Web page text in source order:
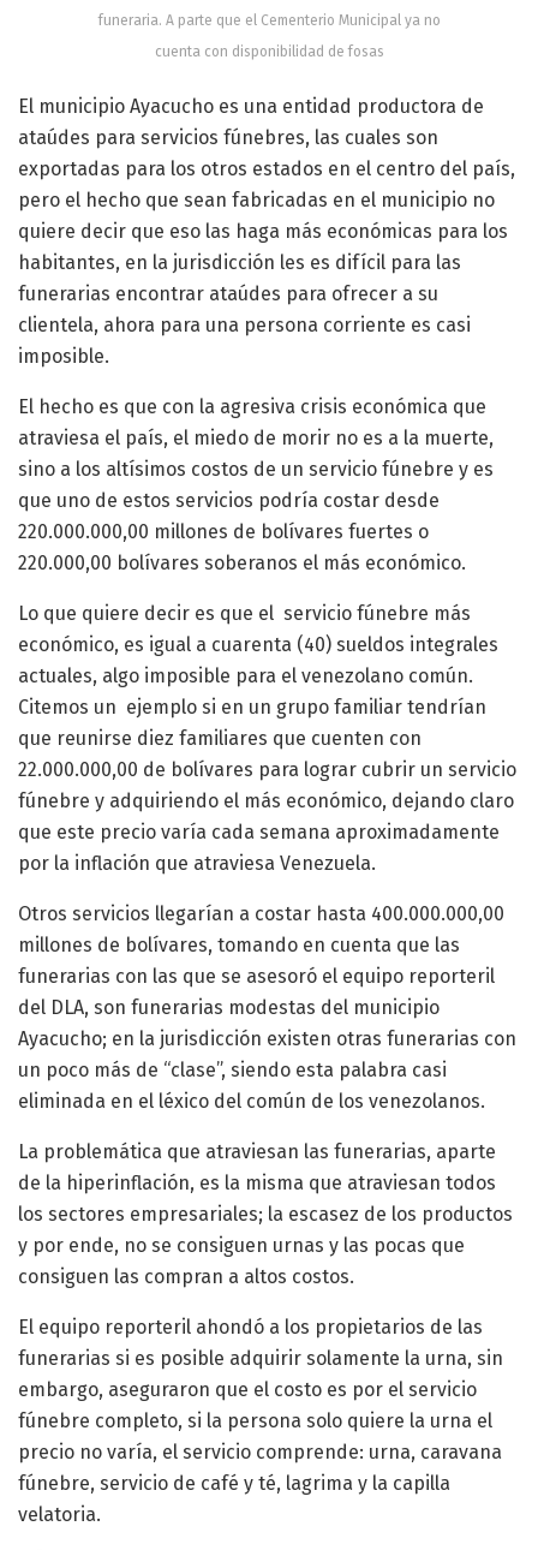
funeraria. A parte que el Cementerio Municipal ya no
cuenta con disponibilidad de fosas
El municipio Ayacucho es una entidad productora de
ataúdes para servicios fúnebres, las cuales son
exportadas para los otros estados en el centro del país,
pero el hecho que sean fabricadas en el municipio no
quiere decir que eso las haga más económicas para los
habitantes, en la jurisdicción les es difícil para las
funerarias encontrar ataúdes para ofrecer a su
clientela, ahora para una persona corriente es casi
imposible.
El hecho es que con la agresiva crisis económica que
atraviesa el país, el miedo de morir no es a la muerte,
sino a los altísimos costos de un servicio fúnebre y es
que uno de estos servicios podría costar desde
220.000.000,00 millones de bolívares fuertes o
220.000,00 bolívares soberanos el más económico.
Lo que quiere decir es que el servicio fúnebre más
económico, es igual a cuarenta (40) sueldos integrales
actuales, algo imposible para el venezolano común.
Citemos un ejemplo si en un grupo familiar tendrían
que reunirse diez familiares que cuenten con
22.000.000,00 de bolívares para lograr cubrir un servicio
fúnebre y adquiriendo el más económico, dejando claro
que este precio varía cada semana aproximadamente
por la inflación que atraviesa Venezuela.
Otros servicios llegarían a costar hasta 400.000.000,00
millones de bolívares, tomando en cuenta que las
funerarias con las que se asesoró el equipo reporteril
del DLA, son funerarias modestas del municipio
Ayacucho; en la jurisdicción existen otras funerarias con
un poco más de “clase”, siendo esta palabra casi
eliminada en el léxico del común de los venezolanos.
La problemática que atraviesan las funerarias, aparte
de la hiperinflación, es la misma que atraviesan todos
los sectores empresariales; la escasez de los productos
y por ende, no se consiguen urnas y las pocas que
consiguen las compran a altos costos.
El equipo reporteril ahondó a los propietarios de las
funerarias si es posible adquirir solamente la urna, sin
embargo, aseguraron que el costo es por el servicio
fúnebre completo, si la persona solo quiere la urna el
precio no varía, el servicio comprende: urna, caravana
fúnebre, servicio de café y té, lagrima y la capilla
velatoria.